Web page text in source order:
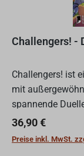
Challengers! -
Challengers! ist
mit
spannende
in jeder Runde
Regulärer Preis:
36,90 €
Preise inkl. MwSt.